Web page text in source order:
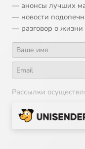
— анонсы лучших
— новости
— разговор о жизни
Рассылки